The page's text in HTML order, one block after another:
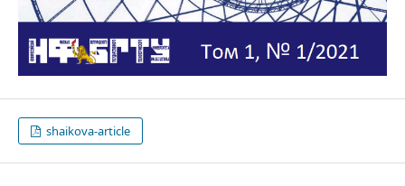
shaikova-article